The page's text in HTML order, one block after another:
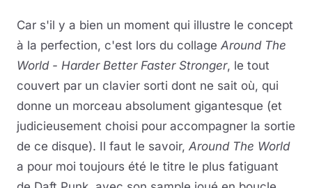
Car s'il y a bien un moment qui illustre le concept
à la perfection, c'est lors du collage Around The
World - Harder Better Faster Stronger, le tout
couvert par un clavier sorti dont ne sait où, qui
donne un morceau absolument gigantesque (et
judicieusement choisi pour accompagner la sortie
de ce disque). Il faut le savoir, Around The World
a pour moi toujours été le titre le plus fatiguant